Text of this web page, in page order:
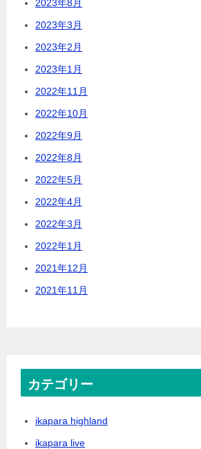
2023年8月
2023年3月
2023年2月
2023年1月
2022年11月
2022年10月
2022年9月
2022年8月
2022年5月
2022年4月
2022年3月
2022年1月
2021年12月
2021年11月
カテゴリー
ikapara highland
ikapara live